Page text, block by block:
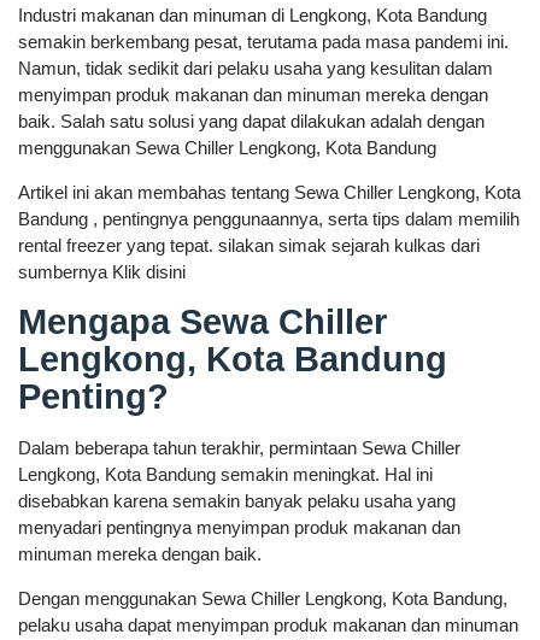
Industri makanan dan minuman di Lengkong, Kota Bandung
semakin berkembang pesat, terutama pada masa pandemi ini.
Namun, tidak sedikit dari pelaku usaha yang kesulitan dalam
menyimpan produk makanan dan minuman mereka dengan
baik. Salah satu solusi yang dapat dilakukan adalah dengan
menggunakan Sewa Chiller Lengkong, Kota Bandung
Artikel ini akan membahas tentang Sewa Chiller Lengkong, Kota
Bandung , pentingnya penggunaannya, serta tips dalam memilih
rental freezer yang tepat. silakan simak sejarah kulkas dari
sumbernya Klik disini
Mengapa Sewa Chiller
Lengkong, Kota Bandung
Penting?
Dalam beberapa tahun terakhir, permintaan Sewa Chiller
Lengkong, Kota Bandung semakin meningkat. Hal ini
disebabkan karena semakin banyak pelaku usaha yang
menyadari pentingnya menyimpan produk makanan dan
minuman mereka dengan baik.
Dengan menggunakan Sewa Chiller Lengkong, Kota Bandung,
pelaku usaha dapat menyimpan produk makanan dan minuman